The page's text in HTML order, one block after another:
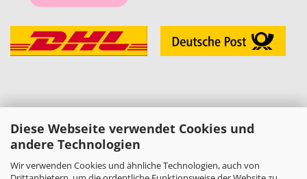
Diese Webseite verwendet Cookies und
andere Technologien
Wir verwenden Cookies und ähnliche Technologien, auch von
KONTAKT
» Melzer Modellbau
Daniel Melzer
Alte Halberstädter Straße 22